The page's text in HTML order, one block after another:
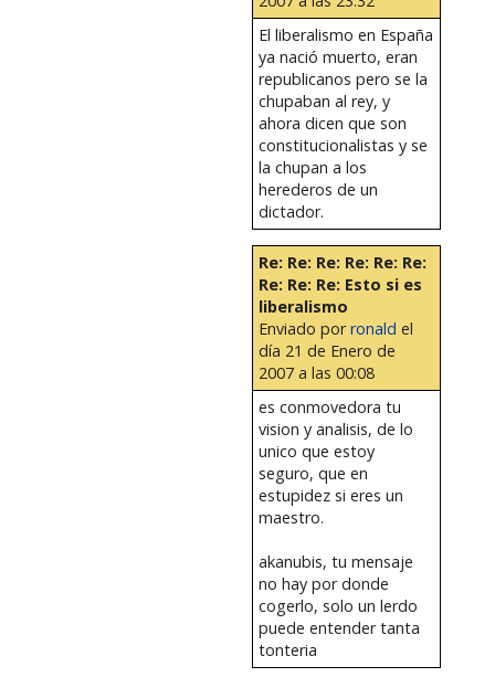
El liberalismo en España
ya nació muerto, eran
republicanos pero se la
chupaban al rey, y
ahora dicen que son
constitucionalistas y se
la chupan a los
herederos de un
dictador.
Re: Re: Re: Re: Re: Re:
Re: Re: Re: Esto si es
liberalismo
Enviado porronald el
día 21 de Enero de
2007 a las 00:08
es conmovedora tu
vision y analisis, de lo
unico que estoy
seguro, que en
estupidez si eres un
maestro.
akanubis, tu mensaje
no hay por donde
cogerlo, solo un lerdo
puede entender tanta
tonteria